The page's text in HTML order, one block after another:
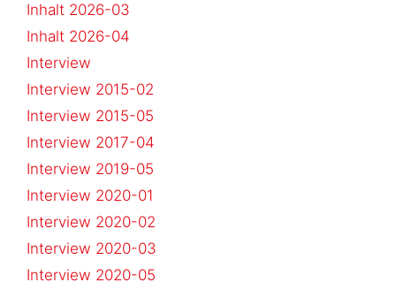
Inhalt 2026-03
Inhalt 2026-04
Interview
Interview 2015-02
Interview 2015-05
Interview 2017-04
Interview 2019-05
Interview 2020-01
Interview 2020-02
Interview 2020-03
Interview 2020-05